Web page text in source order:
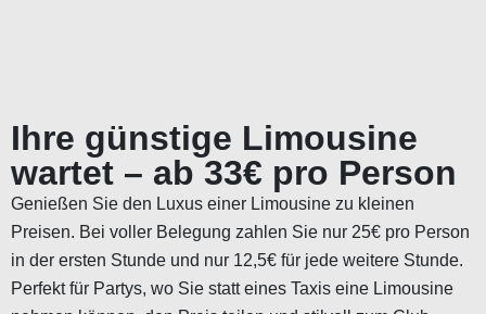
Ihre günstige Limousine
wartet – ab 33€ pro Person
Genießen Sie den Luxus einer Limousine zu kleinen
Preisen. Bei voller Belegung zahlen Sie nur 25€ pro Person
in der ersten Stunde und nur 12,5€ für jede weitere Stunde.
Perfekt für Partys, wo Sie statt eines Taxis eine Limousine